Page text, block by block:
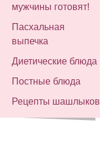
мужчины готовят!
Пасхальная
выпечка
Диетические блюда
Постные блюда
Рецепты шашлыков